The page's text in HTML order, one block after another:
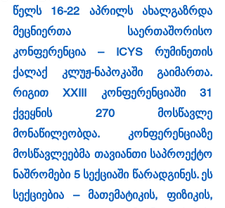
წელს 16-22 აპრილს ახალგაზრდა
მეცნიერთა საერთაშორისო
კონფერენცია – ICYS რუმინეთის
ქალაქ კლუჟ-ნაპოკაში გაიმართა.
რიგით XXIII კონფერენციაში 31
ქვეყნის 270 მოსწავლე
მონაწილეობდა. კონფერენციაზე
მოსწავლეებმა თავიანთი საპროექტო
ნაშრომები 5 სექციაში წარადგინეს. ეს
სექციებია – მათემატიკის, ფიზიკის,